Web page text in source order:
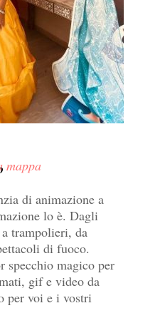
mappa
di animazione a
lo è. Dagli
trampolieri, da
di fuoco.
magico per
gif e video da
per voi e i vostri